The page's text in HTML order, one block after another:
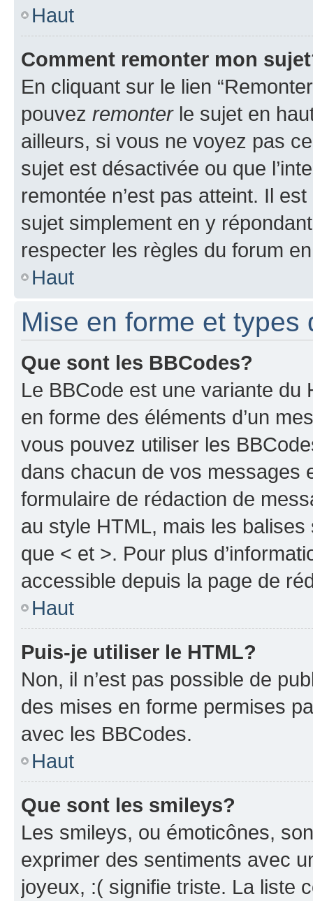
Haut
Comment remonter mon
En cliquant sur le lien
pouvez remonterle sujet en
ailleurs, si vous ne voyez pas
sujet est désactivée ou que
remontée n’est pas atteint. Il
sujet simplement en y
respecter les règles du forum
Haut
Mise en forme et types
Que sont les BBCodes?
Le BBCode est une variante du
en forme des éléments d’un
vous pouvez utiliser les
dans chacun de vos messages
formulaire de rédaction de
au style HTML, mais les
que < et >. Pour plus
accessible depuis la page de
Haut
Puis-je utiliser le HTML?
Non, il n’est pas possible de
des mises en forme permises
avec les BBCodes.
Haut
Que sont les smileys?
Les smileys, ou émoticônes,
exprimer des sentiments avec
joyeux, :( signifie triste. La liste